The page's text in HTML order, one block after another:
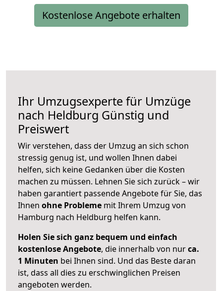
Kostenlose Angebote erhalten
Ihr Umzugsexperte für Umzüge
nach Heldburg Günstig und
Preiswert
Wir verstehen, dass der Umzug an sich schon
stressig genug ist, und wollen Ihnen dabei
helfen, sich keine Gedanken über die Kosten
machen zu müssen. Lehnen Sie sich zurück – wir
haben garantiert passende Angebote für Sie, das
Ihnen ohne Probleme mit Ihrem Umzug von
Hamburg nach Heldburg helfen kann.
Holen Sie sich ganz bequem und einfach
kostenlose Angebote, die innerhalb von nurca.
1 Minuten bei Ihnen sind. Und das Beste daran
ist, dass all dies zu erschwinglichen Preisen
angeboten werden.